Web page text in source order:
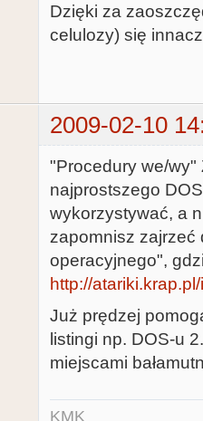
Dzięki za
celulozy) się
2009-02-10
"Procedury we/wy"
najprostszego
wykorzystywać, a
zapomnisz zajrzeć
operacyjnego",
http://
Już prędzej
listingi np. DOS-u
miejscami
KMK